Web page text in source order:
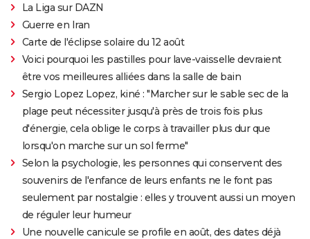
La Liga sur DAZN
Guerre en Iran
Carte de l'éclipse solaire du 12 août
Voici pourquoi les pastilles pour lave-vaisselle devraient
être vos meilleures alliées dans la salle de bain
Sergio Lopez Lopez, kiné : "Marcher sur le sable sec de la
plage peut nécessiter jusqu'à près de trois fois plus
d'énergie, cela oblige le corps à travailler plus dur que
lorsqu'on marche sur un sol ferme"
Selon la psychologie, les personnes qui conservent des
souvenirs de l'enfance de leurs enfants ne le font pas
seulement par nostalgie : elles y trouvent aussi un moyen
de réguler leur humeur
Une nouvelle canicule se profile en août, des dates déjà